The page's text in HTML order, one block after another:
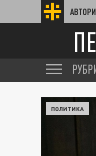
ПОЛИТИКА